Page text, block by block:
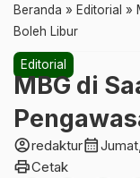
Beranda » Editorial »
Boleh Libur
Editorial
MBG di
account_circleredakturcalendar_month
printCetak